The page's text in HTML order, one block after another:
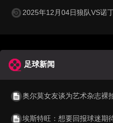
2025年12月04日狼队VS诺丁
足球新闻
奥尔莫女友谈为艺术杂志裸拍：我
埃斯特旺：想要回报球迷期待不能让